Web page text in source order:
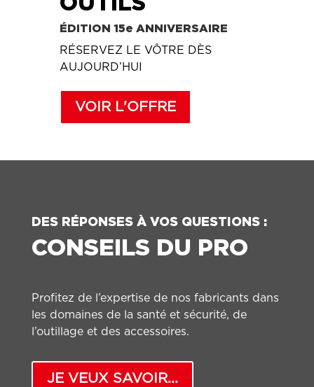
ÉDITION 15e ANNIVERSAIRE
RÉSERVEZ LE VÔTRE DÈS
AUJOURD’HUI
VOIR L'OFFRE
DES RÉPONSES À VOS QUESTIONS :
CONSEILS DU PRO
Profitez de l’expertise de nos fabricants dans
les domaines de la santé et sécurité, de
l’outillage et des accessoires.
JE VEUX SAVOIR...